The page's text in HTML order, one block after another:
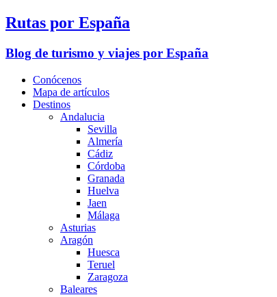
Rutas por España
Blog de turismo y viajes por España
Conócenos
Mapa de artículos
Destinos
Andalucia
Sevilla
Almería
Cádiz
Córdoba
Granada
Huelva
Jaen
Málaga
Asturias
Aragón
Huesca
Teruel
Zaragoza
Baleares